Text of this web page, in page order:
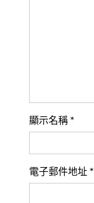
顯示名稱 *
電子郵件地址 *